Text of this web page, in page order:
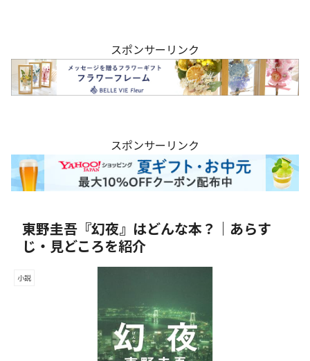
スポンサーリンク
スポンサーリンク
東野圭吾『幻夜』はどんな本？｜あらす
じ・見どころを紹介
小説